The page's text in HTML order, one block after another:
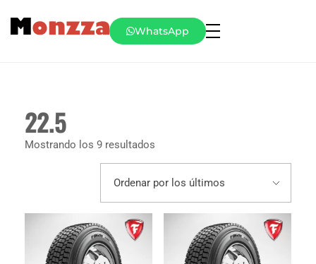
WhatsApp
22.5
Mostrando los 9 resultados